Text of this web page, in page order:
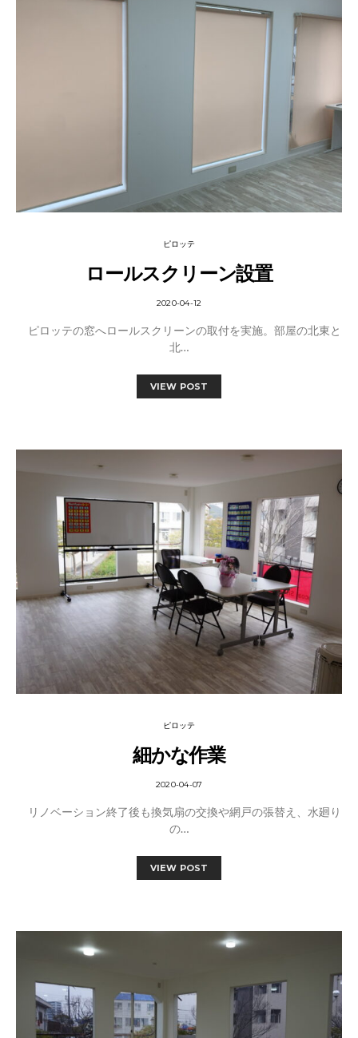
ピロッテ
ロールスクリーン設置
2020-04-12
ピロッテの窓へロールスクリーンの取付を実施。部屋の北東と
北…
VIEW POST
ピロッテ
細かな作業
2020-04-07
リノベーション終了後も換気扇の交換や網戸の張替え、水廻り
の…
VIEW POST